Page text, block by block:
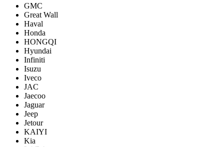
GMC
Great Wall
Haval
Honda
HONGQI
Hyundai
Infiniti
Isuzu
Iveco
JAC
Jaecoo
Jaguar
Jeep
Jetour
KAIYI
Kia